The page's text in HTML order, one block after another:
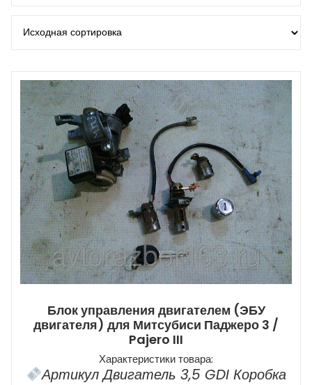
Блок управления двигателем (ЭБУ
двигателя) для Митсубиси Паджеро 3 /
Pajero III
Характеристики товара:
Артикул Двигатель 3,5 GDI Коробка